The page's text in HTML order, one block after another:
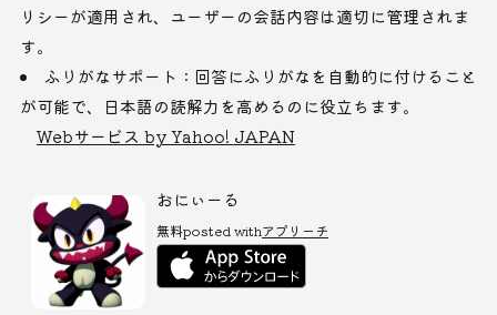
リシーが適用され、ユーザーの会話内容は適切に管理されま
す。
ふりがなサポート：回答にふりがなを自動的に付けること
が可能で、日本語の読解力を高めるのに役立ちます。
Webサービス by Yahoo! JAPAN
おにぃーる
無料posted withアプリーチ